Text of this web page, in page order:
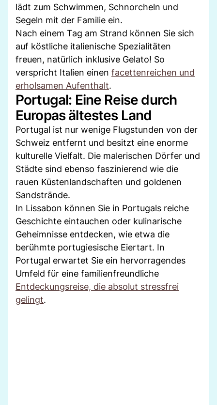
lädt zum Schwimmen, Schnorcheln und
Segeln mit der Familie ein.
Nach einem Tag am Strand können Sie sich
auf köstliche italienische Spezialitäten
freuen, natürlich inklusive Gelato! So
verspricht Italien einen facettenreichen und
erholsamen Aufenthalt.
Portugal: Eine Reise durch
Europas ältestes Land
Portugal ist nur wenige Flugstunden von der
Schweiz entfernt und besitzt eine enorme
kulturelle Vielfalt. Die malerischen Dörfer und
Städte sind ebenso faszinierend wie die
rauen Küstenlandschaften und goldenen
Sandstrände.
In Lissabon können Sie in Portugals reiche
Geschichte eintauchen oder kulinarische
Geheimnisse entdecken, wie etwa die
berühmte portugiesische Eiertart. In
Portugal erwartet Sie ein hervorragendes
Umfeld für eine familienfreundliche
Entdeckungsreise, die absolut stressfrei
gelingt.